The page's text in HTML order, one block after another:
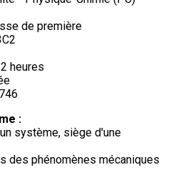
de première
2 heures
:
système, siège d'une
des phénomènes mécaniques